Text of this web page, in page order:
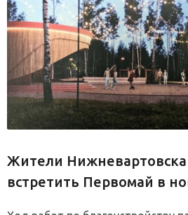
Жители Нижневартовска
встретить Первомай в